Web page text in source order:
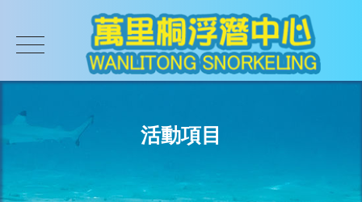
活動項目